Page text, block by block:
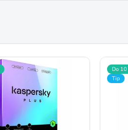
Do
Tip